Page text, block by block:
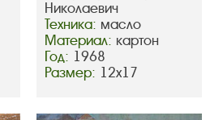
Николаевич
Техника: масло
Материал: картон
Год: 1968
Размер: 12х17